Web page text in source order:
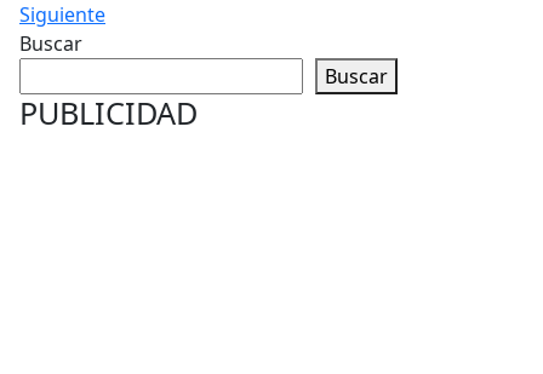
Siguiente
Buscar
Buscar
PUBLICIDAD